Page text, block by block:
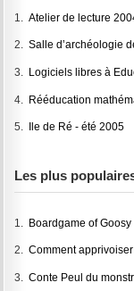
1.Atelier de lecture
2.Salle d’archéologie
3. Logiciels libres à
4. Rééducation
5. Ile de Ré - été 2005
Les plus
1. Boardgame of
2.Comment apprivoiser
3.Conte Peul du